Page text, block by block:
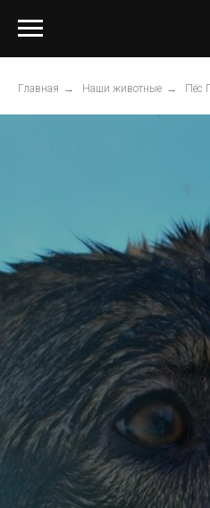
Главная → Наши животные → Пёс